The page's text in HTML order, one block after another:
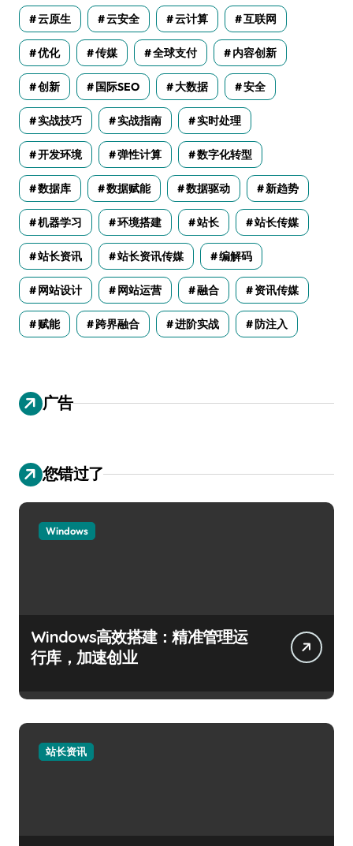
云原生 云安全 云计算 互联网
优化 传媒 全球支付 内容创新
创新 国际SEO 大数据 安全
实战技巧 实战指南 实时处理
开发环境 弹性计算 数字化转型
数据库 数据赋能 数据驱动 新趋势
机器学习 环境搭建 站长 站长传媒
站长资讯 站长资讯传媒 编解码
网站设计 网站运营 融合 资讯传媒
赋能 跨界融合 进阶实战 防注入
广告
您错过了
Windows
Windows高效搭建：精准管理运
行库，加速创业
站长资讯